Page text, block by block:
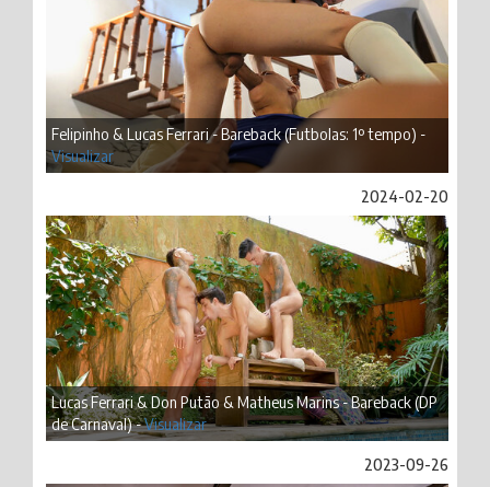
Felipinho & Lucas Ferrari - Bareback (Futbolas: 1º tempo) -
Visualizar
2024-02-20
Lucas Ferrari & Don Putão & Matheus Marins - Bareback (DP
de Carnaval) -Visualizar
2023-09-26